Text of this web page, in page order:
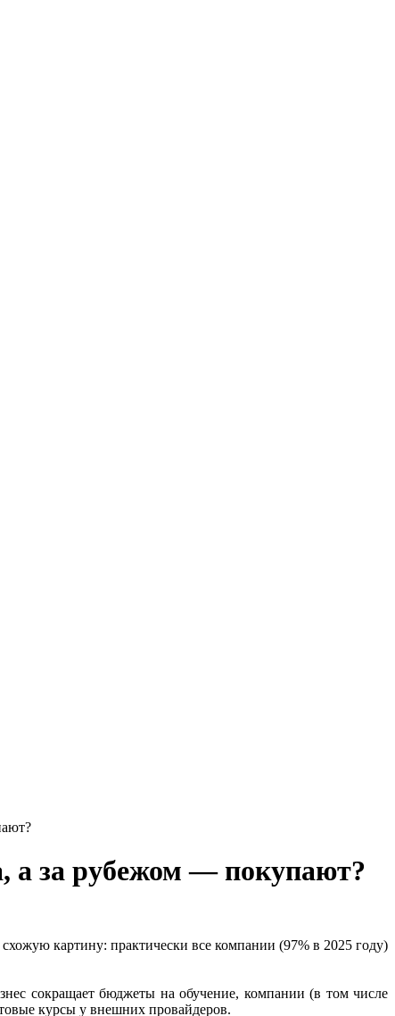
а за рубежом — покупают?
картину: практически все компании (97% в 2025 году)
сокращает бюджеты на обучение, компании (в том числе
курсы у внешних провайдеров.